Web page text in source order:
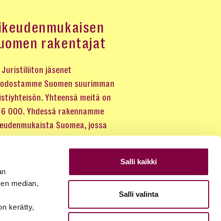
median,
kerätty,
Salli kaikki
Salli valinta
rakentajat
Juristiliiton jäsenet
Suomen suurimman
Yhteensä meitä on
000. Yhdessä rakennamme
Suomea, jossa